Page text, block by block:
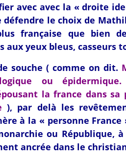
avec avec la « droite
défendre le choix de
française que bien
aux yeux bleus, casseurs
souche ( comme on dit.
ou
la france dans sa
), par delà les
à la « personne
ou République,
ancrée dans le